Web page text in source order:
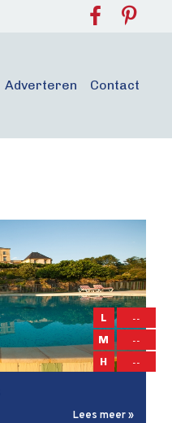
Adverteren Contact
L --
M --
H --
Lees meer »